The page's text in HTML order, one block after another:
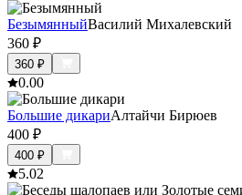
БезымянныйВасилий Михалевский
360 ₽
360 ₽
0.00
Большие дикариАлтайчи Бирюев
400 ₽
400 ₽
5.02